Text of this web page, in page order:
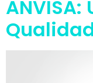
ANVISA: